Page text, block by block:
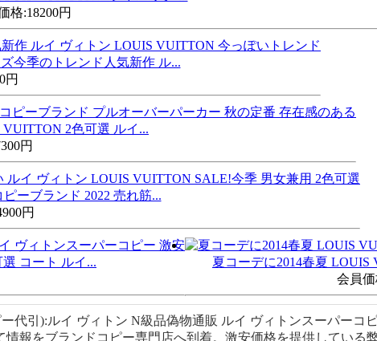
格:18200円
今季のトレンド人気新作 ル...
円
2色可選 ルイ...
円
ーブランド 2022 売れ筋...
円
コート ルイ...
夏コーデに2014春夏
会員価
代引):ルイ ヴィトン N級品偽物通販 ルイ ヴィトンスーパーコ
情報をブランドコピー専門店へ到着。激安価格を提供している